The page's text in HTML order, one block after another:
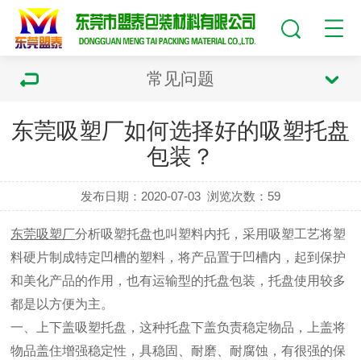
常见问题
东莞吸塑厂如何选择好的吸塑托盘
包装？
发布日期：2020-07-03 浏览次数： 59
东莞吸塑厂分析吸塑托盘也叫塑料内托，采用吸塑工艺将塑
料硬片制成特定凹槽的塑料，将产品置于凹槽内，起到保护
和美化产品的作用，也有运输型的托盘包装，托盘使用较多
都是以方便为主。
一、上下盖吸塑托盘，这种托盘下盖负责稳定物品，上盖将
物品盖住增强稳定性，具稳固、耐磨、耐腐蚀，有很强的保